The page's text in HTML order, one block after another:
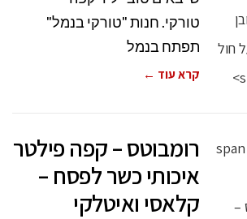
טורקי. חנות "טורקי בנמל"
תפתח בנמל
קרא עוד ←
רומבוטס – קפה פילטר
איכותי כשר לפסח –
קלאסי ואיטלקי